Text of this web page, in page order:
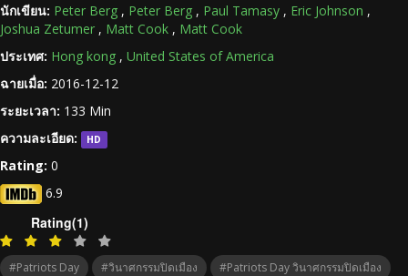
นักเขียน: Peter Berg , Peter Berg , Paul Tamasy , Eric Johnson ,
Joshua Zetumer , Matt Cook , Matt Cook
ประเทศ: Hong kong , United States of America
ฉายเมื่อ: 2016-12-12
ระยะเวลา: 133 Min
ความละเอียด:
HD
Rating: 0
6.9
Rating(1)
#Patriots Day #วินาศกรรมปิดเมือง #Patriots Day วินาศกรรมปิดเมือง